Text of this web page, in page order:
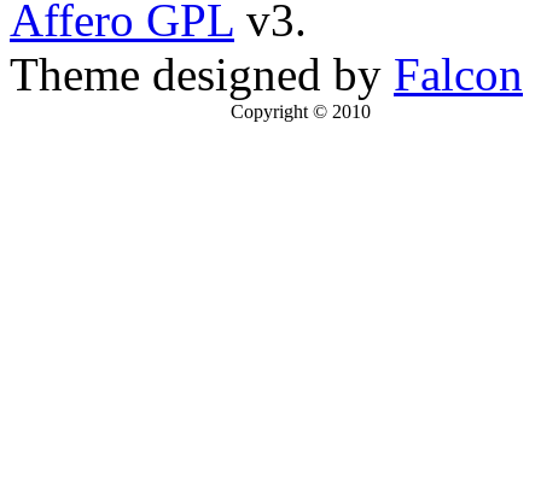
Affero GPL v3.
Theme designed by Falcon
Copyright © 2010